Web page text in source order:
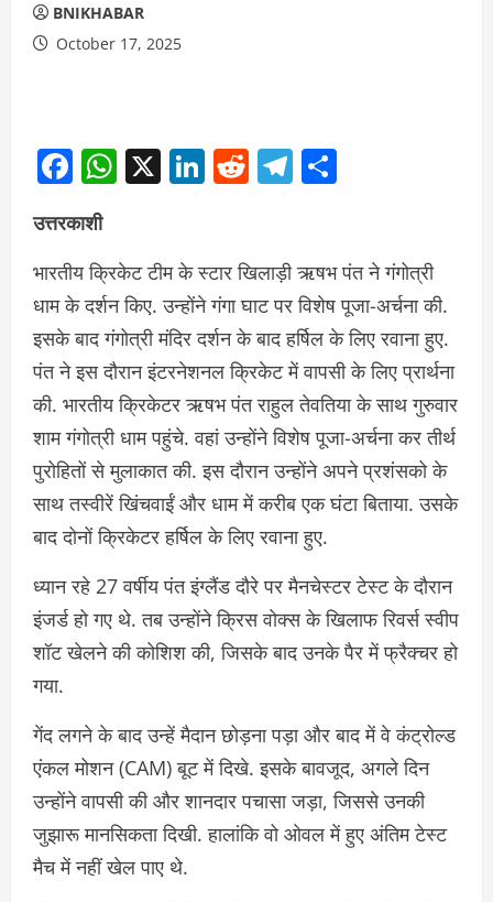
BNIKHABAR
October 17, 2025
Facebook
WhatsApp
X LinkedIn
RedditTelegram
उत्तरकाशी
भारतीय क्रिकेट टीम के स्टार ख‍िलाड़ी ऋषभ पंत ने गंगोत्री
धाम के दर्शन किए. उन्होंने गंगा घाट पर विशेष पूजा-अर्चना की.
इसके बाद गंगोत्री मंदिर दर्शन के बाद हर्षिल के लिए रवाना हुए.
पंत ने इस दौरान इंटरनेशनल क्रिकेट में वापसी के लिए प्रार्थना
की. भारतीय क्रिकेटर ऋषभ पंत राहुल तेवतिया के साथ गुरुवार
शाम गंगोत्री धाम पहुंचे. वहां उन्होंने विशेष पूजा-अर्चना कर तीर्थ
पुरोहितों से मुलाकात की. इस दौरान उन्होंने अपने प्रशंसको के
साथ तस्वीरें खिंचवाईं और धाम में करीब एक घंटा बिताया. उसके
बाद दोनों क्रिकेटर हर्षिल के लिए रवाना हुए.
ध्यान रहे 27 वर्षीय पंत इंग्लैंड दौरे पर मैनचेस्टर टेस्ट के दौरान
इंजर्ड हो गए थे. तब उन्होंने क्रिस वोक्स के खिलाफ रिवर्स स्वीप
शॉट खेलने की कोशिश की, जिसके बाद उनके पैर में फ्रैक्चर हो
गया.
गेंद लगने के बाद उन्हें मैदान छोड़ना पड़ा और बाद में वे कंट्रोल्ड
एंकल मोशन (CAM) बूट में दिखे. इसके बावजूद, अगले दिन
उन्होंने वापसी की और शानदार पचासा जड़ा, जिससे उनकी
जुझारू मानसिकता दिखी. हालांकि वो ओवल में हुए अंत‍िम टेस्ट
मैच में नहीं खेल पाए थे.